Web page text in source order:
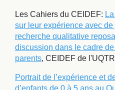
Les Cahiers du CEIDEF:
sur leur expérience avec
recherche qualitative
discussion dans le cadre
parents, CEIDEF de
Portrait de l’expérience et
d’enfants de 0 à 5 ans au